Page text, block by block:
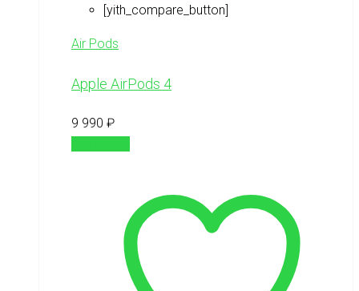
[yith_compare_button]
Air Pods
Apple AirPods 4
9 990 ₽